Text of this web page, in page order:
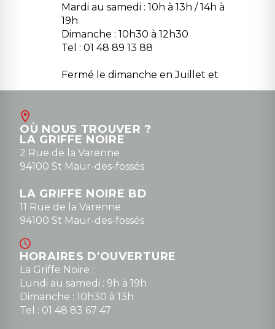
Mardi au samedi : 10h à 13h / 14h à
19h
Dimanche : 10h30 à 12h30
Tel : 01 48 89 13 88
Fermé le dimanche en Juillet et
Août
contact@la-griffe-noire.com
0148836747
OÙ NOUS TROUVER ?
LA GRIFFE NOIRE
2 Rue de la Varenne
94100 St Maur-des-fossés
LA GRIFFE NOIRE BD
11 Rue de la Varenne
94100 St Maur-des-fossés
HORAIRES D'OUVERTURE
La Griffe Noire :
Lundi au samedi : 9h à 19h
Dimanche : 10h30 à 13h
Tel : 01 48 83 67 47